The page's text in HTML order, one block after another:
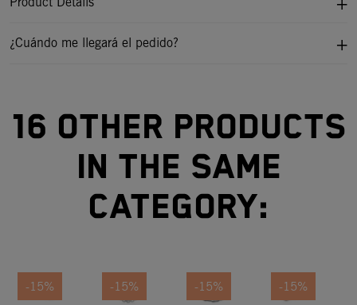
¿Cuándo me llegará el pedido?
16 other products
in the same
category:
-15% -15% -15% -15%